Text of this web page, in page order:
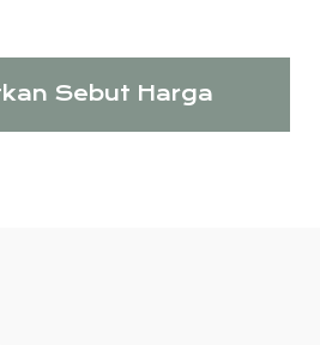
Sebut Harga